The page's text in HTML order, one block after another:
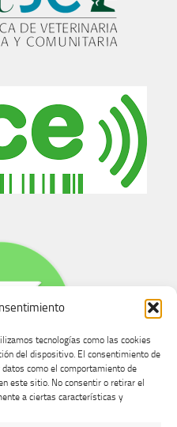
tecnologías como las cookies
del dispositivo. El consentimiento de
como el comportamiento de
este sitio. No consentir o retirar el
a ciertas características y
y sugerencias